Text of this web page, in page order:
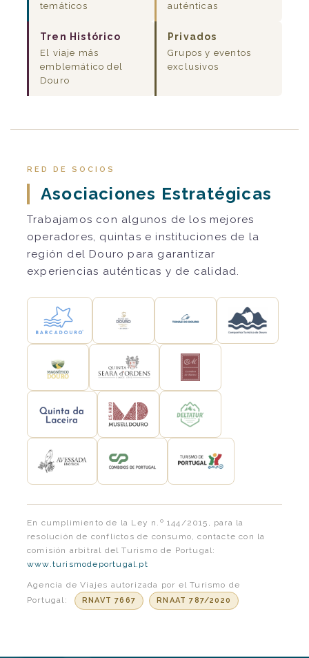
temáticos
auténticas
Tren Histórico
El viaje más
emblemático del
Douro
Privados
Grupos y eventos
exclusivos
RED DE SOCIOS
Asociaciones Estratégicas
Trabajamos con algunos de los mejores
operadores, quintas e instituciones de la
región del Douro para garantizar
experiencias auténticas y de calidad.
En cumplimiento de la Ley n.º 144/2015, para la
resolución de conflictos de consumo, contacte con la
comisión arbitral del Turismo de Portugal:
www.turismodeportugal.pt
Agencia de Viajes autorizada por el Turismo de
Portugal:
RNAVT 7667 RNAAT 787/2020